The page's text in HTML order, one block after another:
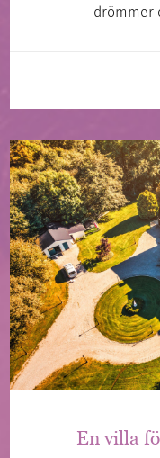
drömmer
En villa